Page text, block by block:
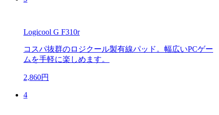
Logicool G F310r
コスパ抜群のロジクール製有線パッド。幅広いPCゲー
ムを手軽に楽しめます。
2,860円
4